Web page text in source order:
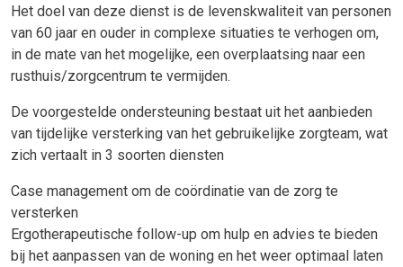
Het doel van deze dienst is de levenskwaliteit van personen
van 60 jaar en ouder in complexe situaties te verhogen om,
in de mate van het mogelijke, een overplaatsing naar een
rusthuis/zorgcentrum te vermijden.
De voorgestelde ondersteuning bestaat uit het aanbieden
van tijdelijke versterking van het gebruikelijke zorgteam, wat
zich vertaalt in 3 soorten diensten
Case management om de coördinatie van de zorg te
versterken
Ergotherapeutische follow-up om hulp en advies te bieden
bij het aanpassen van de woning en het weer optimaal laten